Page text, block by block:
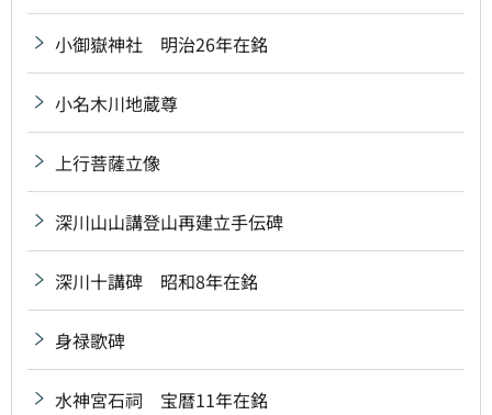
小御嶽神社 明治26年在銘
小名木川地蔵尊
上行菩薩立像
深川山山講登山再建立手伝碑
深川十講碑 昭和8年在銘
身禄歌碑
水神宮石祠 宝暦11年在銘